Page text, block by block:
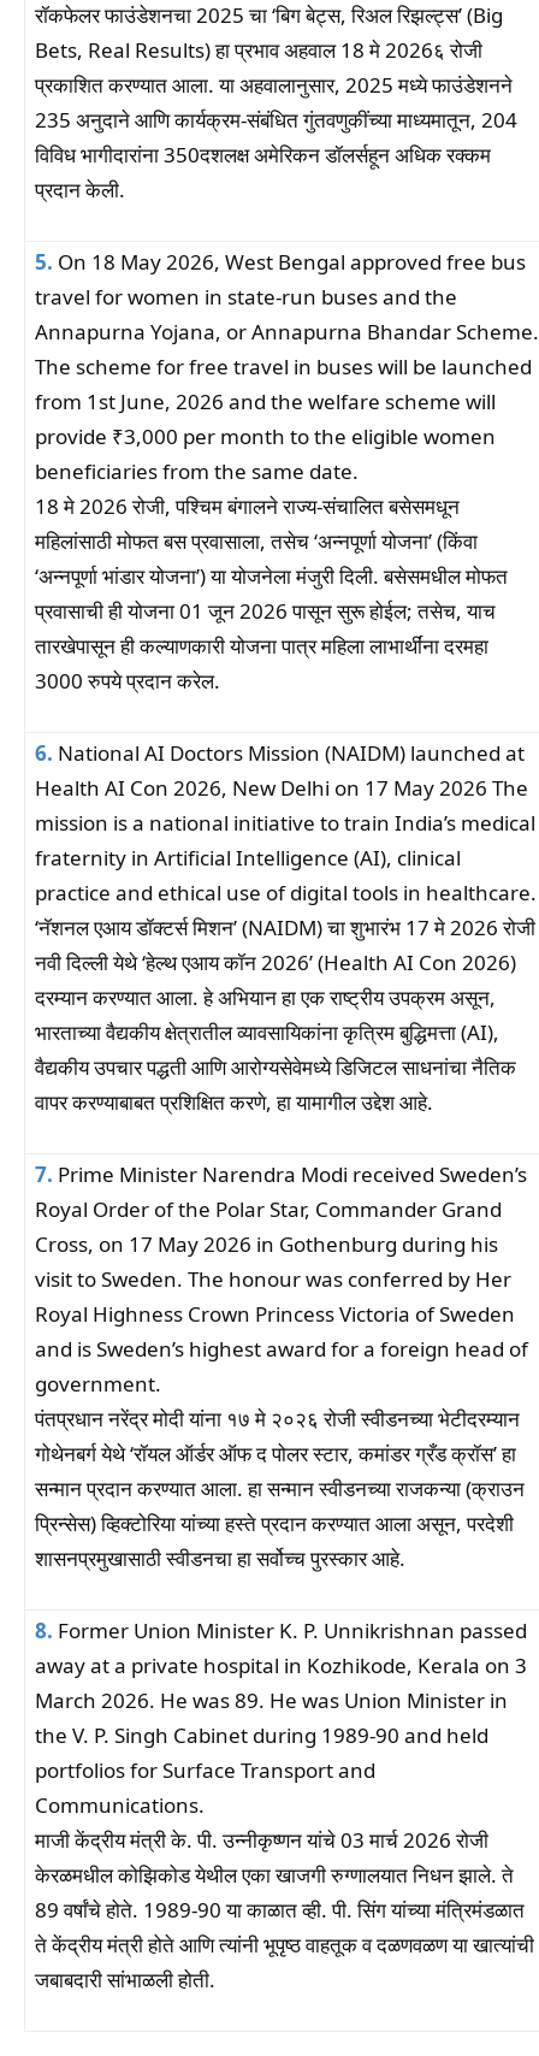
रॉकफेलर फाउंडेशनचा 2025 चा ‘बिग बेट्स, रिअल रिझल्ट्स’ (Big
Bets, Real Results) हा प्रभाव अहवाल 18 मे 2026६ रोजी
प्रकाशित करण्यात आला. या अहवालानुसार, 2025 मध्ये फाउंडेशनने
235 अनुदाने आणि कार्यक्रम-संबंधित गुंतवणुकींच्या माध्यमातून, 204
विविध भागीदारांना 350दशलक्ष अमेरिकन डॉलर्सहून अधिक रक्कम
प्रदान केली.
5. On 18 May 2026, West Bengal approved free bus
travel for women in state-run buses and the
Annapurna Yojana, or Annapurna Bhandar Scheme.
The scheme for free travel in buses will be launched
from 1st June, 2026 and the welfare scheme will
provide ₹3,000 per month to the eligible women
beneficiaries from the same date.
18 मे 2026 रोजी, पश्चिम बंगालने राज्य-संचालित बसेसमधून
महिलांसाठी मोफत बस प्रवासाला, तसेच ‘अन्नपूर्णा योजना’ (किंवा
‘अन्नपूर्णा भांडार योजना’) या योजनेला मंजुरी दिली. बसेसमधील मोफत
प्रवासाची ही योजना 01 जून 2026 पासून सुरू होईल; तसेच, याच
तारखेपासून ही कल्याणकारी योजना पात्र महिला लाभार्थींना दरमहा
3000 रुपये प्रदान करेल.
6. National AI Doctors Mission (NAIDM) launched at
Health AI Con 2026, New Delhi on 17 May 2026 The
mission is a national initiative to train India’s medical
fraternity in Artificial Intelligence (AI), clinical
practice and ethical use of digital tools in healthcare.
‘नॅशनल एआय डॉक्टर्स मिशन’ (NAIDM) चा शुभारंभ 17 मे 2026 रोजी
नवी दिल्ली येथे ‘हेल्थ एआय कॉन 2026’ (Health AI Con 2026)
दरम्यान करण्यात आला. हे अभियान हा एक राष्ट्रीय उपक्रम असून,
भारताच्या वैद्यकीय क्षेत्रातील व्यावसायिकांना कृत्रिम बुद्धिमत्ता (AI),
वैद्यकीय उपचार पद्धती आणि आरोग्यसेवेमध्ये डिजिटल साधनांचा नैतिक
वापर करण्याबाबत प्रशिक्षित करणे, हा यामागील उद्देश आहे.
7. Prime Minister Narendra Modi received Sweden’s
Royal Order of the Polar Star, Commander Grand
Cross, on 17 May 2026 in Gothenburg during his
visit to Sweden. The honour was conferred by Her
Royal Highness Crown Princess Victoria of Sweden
and is Sweden’s highest award for a foreign head of
government.
पंतप्रधान नरेंद्र मोदी यांना १७ मे २०२६ रोजी स्वीडनच्या भेटीदरम्यान
गोथेनबर्ग येथे ‘रॉयल ​​ऑर्डर ऑफ द पोलर स्टार, कमांडर ग्रँड क्रॉस’ हा
सन्मान प्रदान करण्यात आला. हा सन्मान स्वीडनच्या राजकन्या (क्राउन
प्रिन्सेस) व्हिक्टोरिया यांच्या हस्ते प्रदान करण्यात आला असून, परदेशी
शासनप्रमुखासाठी स्वीडनचा हा सर्वोच्च पुरस्कार आहे.
8. Former Union Minister K. P. Unnikrishnan passed
away at a private hospital in Kozhikode, Kerala on 3
March 2026. He was 89. He was Union Minister in
the V. P. Singh Cabinet during 1989-90 and held
portfolios for Surface Transport and
Communications.
माजी केंद्रीय मंत्री के. पी. उन्नीकृष्णन यांचे 03 मार्च 2026 रोजी
केरळमधील कोझिकोड येथील एका खाजगी रुग्णालयात निधन झाले. ते
89 वर्षांचे होते. 1989-90 या काळात व्ही. पी. सिंग यांच्या मंत्रिमंडळात
ते केंद्रीय मंत्री होते आणि त्यांनी भूपृष्ठ वाहतूक व दळणवळण या खात्यांची
जबाबदारी सांभाळली होती.